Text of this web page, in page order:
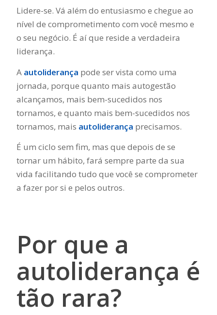
Lidere-se. Vá além do entusiasmo e chegue ao
nível de comprometimento com você mesmo e
o seu negócio. É aí que reside a verdadeira
liderança.
A autoliderança pode ser vista como uma
jornada, porque quanto mais autogestão
alcançamos, mais bem-sucedidos nos
tornamos, e quanto mais bem-sucedidos nos
tornamos, mais autoliderança precisamos.
É um ciclo sem fim, mas que depois de se
tornar um hábito, fará sempre parte da sua
vida facilitando tudo que você se comprometer
a fazer por si e pelos outros.
Por que a
autoliderança é
tão rara?